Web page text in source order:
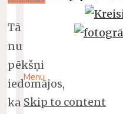
Menu
Skip to content
Tā
nu
pēkšņi
iedomājos,
ka